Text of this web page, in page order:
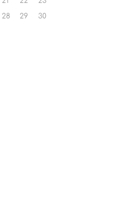
28 29
30